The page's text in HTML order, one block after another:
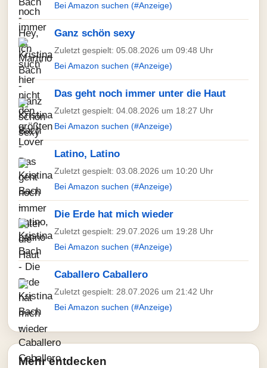
Bei Amazon suchen (#Anzeige)
Ganz schön sexy
Zuletzt gespielt: 05.08.2026 um 09:48 Uhr
Bei Amazon suchen (#Anzeige)
Das geht noch immer unter die Haut
Zuletzt gespielt: 04.08.2026 um 18:27 Uhr
Bei Amazon suchen (#Anzeige)
Latino, Latino
Zuletzt gespielt: 03.08.2026 um 10:20 Uhr
Bei Amazon suchen (#Anzeige)
Die Erde hat mich wieder
Zuletzt gespielt: 29.07.2026 um 19:28 Uhr
Bei Amazon suchen (#Anzeige)
Caballero Caballero
Zuletzt gespielt: 28.07.2026 um 21:42 Uhr
Bei Amazon suchen (#Anzeige)
Mehr entdecken